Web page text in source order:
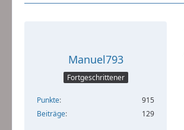
Manuel793
Fortgeschrittener
Punkte
915
Beiträge
129